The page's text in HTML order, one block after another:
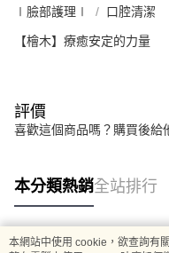
∣臉部護理∣ 口腔清潔
【檜木】療癒安定的力量
評價
喜歡這個商品嗎？購買後給
本分類熱銷全站排行
本網站中使用 cookie，欲查詢有